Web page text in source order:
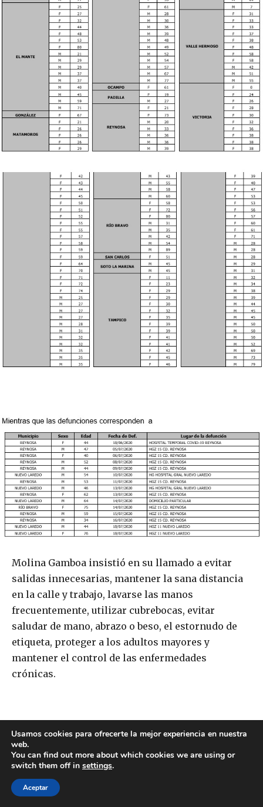
Usamos cookies para ofrecerte la mejor experiencia en nuestra
web.
You can find out more about which cookies we are using or
switch them off in settings.
Aceptar